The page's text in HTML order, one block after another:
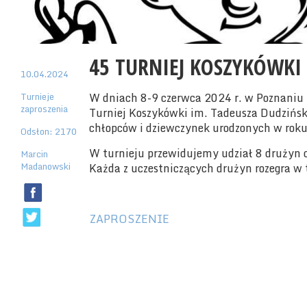
10.04.2024
Turnieje
zaproszenia
Odsłon: 2170
Marcin
Madanowski
45 TURNIEJ
W dniach 8-9 czerwca 2024 r. w
Turniej Koszykówki im. Tadeusza
chłopców i dziewczynek urodzonych w
W turnieju przewidujemy udział 8 drużyn
Każda z uczestniczących drużyn rozegra
ZAPROSZENIE